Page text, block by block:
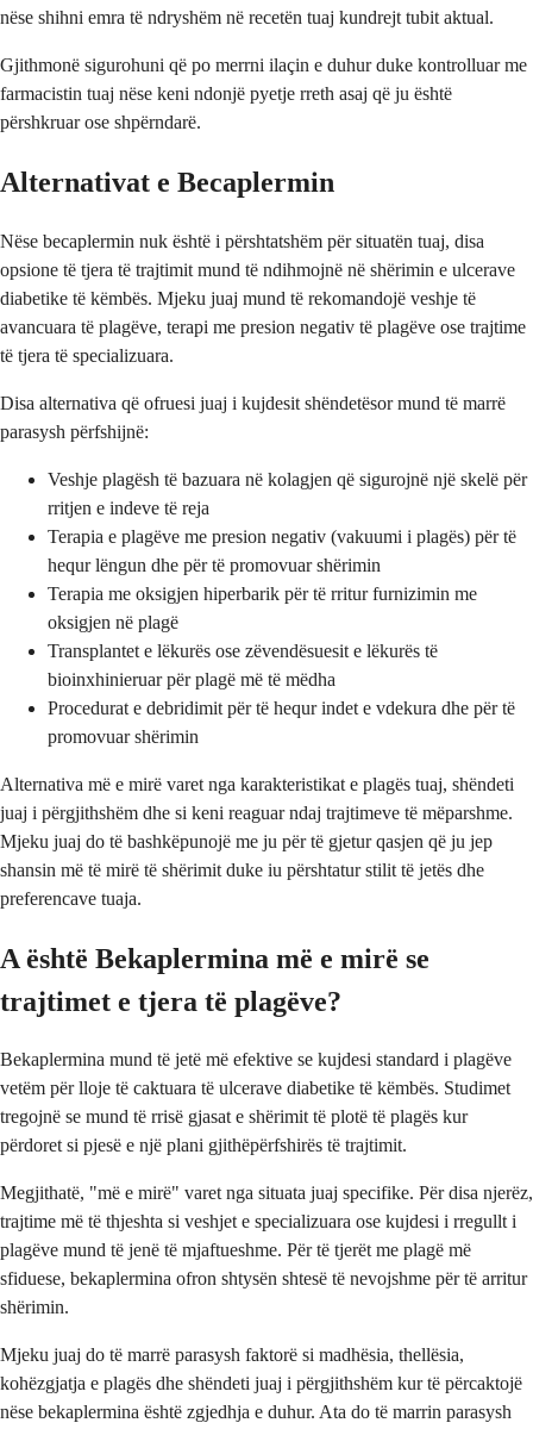
nëse shihni emra të ndryshëm në recetën tuaj kundrejt tubit aktual.
Gjithmonë sigurohuni që po merrni ilaçin e duhur duke kontrolluar me
farmacistin tuaj nëse keni ndonjë pyetje rreth asaj që ju është
përshkruar ose shpërndarë.
Alternativat e Becaplermin
Nëse becaplermin nuk është i përshtatshëm për situatën tuaj, disa
opsione të tjera të trajtimit mund të ndihmojnë në shërimin e ulcerave
diabetike të këmbës. Mjeku juaj mund të rekomandojë veshje të
avancuara të plagëve, terapi me presion negativ të plagëve ose trajtime
të tjera të specializuara.
Disa alternativa që ofruesi juaj i kujdesit shëndetësor mund të marrë
parasysh përfshijnë:
Veshje plagësh të bazuara në kolagjen që sigurojnë një skelë për
rritjen e indeve të reja
Terapia e plagëve me presion negativ (vakuumi i plagës) për të
hequr lëngun dhe për të promovuar shërimin
Terapia me oksigjen hiperbarik për të rritur furnizimin me
oksigjen në plagë
Transplantet e lëkurës ose zëvendësuesit e lëkurës të
bioinxhinieruar për plagë më të mëdha
Procedurat e debridimit për të hequr indet e vdekura dhe për të
promovuar shërimin
Alternativa më e mirë varet nga karakteristikat e plagës tuaj, shëndeti
juaj i përgjithshëm dhe si keni reaguar ndaj trajtimeve të mëparshme.
Mjeku juaj do të bashkëpunojë me ju për të gjetur qasjen që ju jep
shansin më të mirë të shërimit duke iu përshtatur stilit të jetës dhe
preferencave tuaja.
A është Bekaplermina më e mirë se
trajtimet e tjera të plagëve?
Bekaplermina mund të jetë më efektive se kujdesi standard i plagëve
vetëm për lloje të caktuara të ulcerave diabetike të këmbës. Studimet
tregojnë se mund të rrisë gjasat e shërimit të plotë të plagës kur
përdoret si pjesë e një plani gjithëpërfshirës të trajtimit.
Megjithatë, "më e mirë" varet nga situata juaj specifike. Për disa njerëz,
trajtime më të thjeshta si veshjet e specializuara ose kujdesi i rregullt i
plagëve mund të jenë të mjaftueshme. Për të tjerët me plagë më
sfiduese, bekaplermina ofron shtysën shtesë të nevojshme për të arritur
shërimin.
Mjeku juaj do të marrë parasysh faktorë si madhësia, thellësia,
kohëzgjatja e plagës dhe shëndeti juaj i përgjithshëm kur të përcaktojë
nëse bekaplermina është zgjedhja e duhur. Ata do të marrin parasysh